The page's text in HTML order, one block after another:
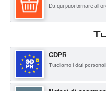
Da qui puoi tornare
GDPR
Tuteliamo i dati